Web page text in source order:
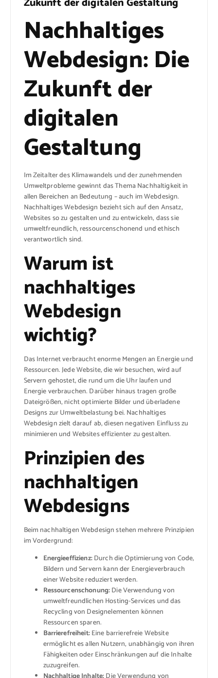
Nachhaltiges
Webdesign: Die
Zukunft der
digitalen
Gestaltung
Im Zeitalter des Klimawandels und der zunehmenden
Umweltprobleme gewinnt das Thema Nachhaltigkeit in
allen Bereichen an Bedeutung – auch im Webdesign.
Nachhaltiges Webdesign bezieht sich auf den Ansatz,
Websites so zu gestalten und zu entwickeln, dass sie
umweltfreundlich, ressourcenschonend und ethisch
verantwortlich sind.
Warum ist
nachhaltiges
Webdesign
wichtig?
Das Internet verbraucht enorme Mengen an Energie und
Ressourcen. Jede Website, die wir besuchen, wird auf
Servern gehostet, die rund um die Uhr laufen und
Energie verbrauchen. Darüber hinaus tragen große
Dateigrößen, nicht optimierte Bilder und überladene
Designs zur Umweltbelastung bei. Nachhaltiges
Webdesign zielt darauf ab, diesen negativen Einfluss zu
minimieren und Websites effizienter zu gestalten.
Prinzipien des
nachhaltigen
Webdesigns
Beim nachhaltigen Webdesign stehen mehrere Prinzipien
im Vordergrund:
Energieeffizienz:Durch die Optimierung von Code,
Bildern und Servern kann der Energieverbrauch
einer Website reduziert werden.
Ressourcenschonung:Die Verwendung von
umweltfreundlichen Hosting-Services und das
Recycling von Designelementen können
Ressourcen sparen.
Barrierefreiheit:Eine barrierefreie Website
ermöglicht es allen Nutzern, unabhängig von ihren
Fähigkeiten oder Einschränkungen auf die Inhalte
zuzugreifen.